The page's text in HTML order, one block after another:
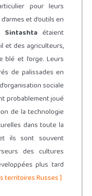
pour leurs
et d’outils en
Sintashta étaient
et des agriculteurs,
blé et l’orge. Leurs
de palissades en
sociale
probablement joué
de la technologie
dans toute la
ils sont souvent
des cultures
plus tard
territoires Russes ]